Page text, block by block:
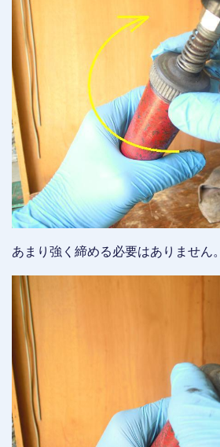
あまり強く締める必要はありません。